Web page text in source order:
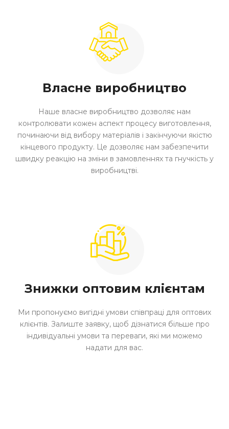
Власне виробництво
Наше власне виробництво дозволяє нам
контролювати кожен аспект процесу виготовлення,
починаючи від вибору матеріалів і закінчуючи якістю
кінцевого продукту. Це дозволяє нам забезпечити
швидку реакцію на зміни в замовленнях та гнучкість у
виробництві.
Знижки оптовим клієнтам
Ми пропонуємо вигідні умови співпраці для оптових
клієнтів. Залиште заявку, щоб дізнатися більше про
індивідуальні умови та переваги, які ми можемо
надати для вас.